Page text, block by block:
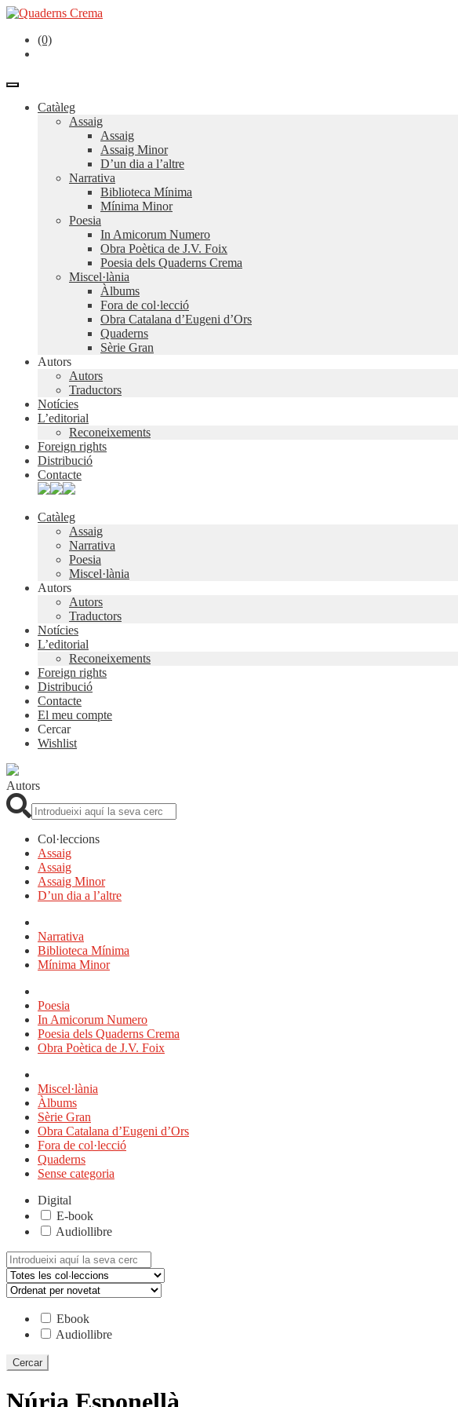
(0)
Catàleg
Assaig
Assaig
Assaig Minor
D’un dia a l’altre
Narrativa
Biblioteca Mínima
Mínima Minor
Poesia
In Amicorum Numero
Obra Poètica de J.V. Foix
Poesia dels Quaderns Crema
Miscel·lània
Àlbums
Fora de col·lecció
Obra Catalana d’Eugeni d’Ors
Quaderns
Sèrie Gran
Autors
Autors
Traductors
Notícies
L’editorial
Reconeixements
Foreign rights
Distribució
Contacte
Catàleg
Assaig
Narrativa
Poesia
Miscel·lània
Autors
Autors
Traductors
Notícies
L’editorial
Reconeixements
Foreign rights
Distribució
Contacte
El meu compte
Cercar
Wishlist
Autors
Col·leccions
Assaig
Assaig
Assaig Minor
D’un dia a l’altre
Narrativa
Biblioteca Mínima
Mínima Minor
Poesia
In Amicorum Numero
Poesia dels Quaderns Crema
Obra Poètica de J.V. Foix
Miscel·lània
Àlbums
Sèrie Gran
Obra Catalana d’Eugeni d’Ors
Fora de col·lecció
Quaderns
Sense categoria
Digital
E-book
Audiollibre
Cerca:
Ebook
Audiollibre